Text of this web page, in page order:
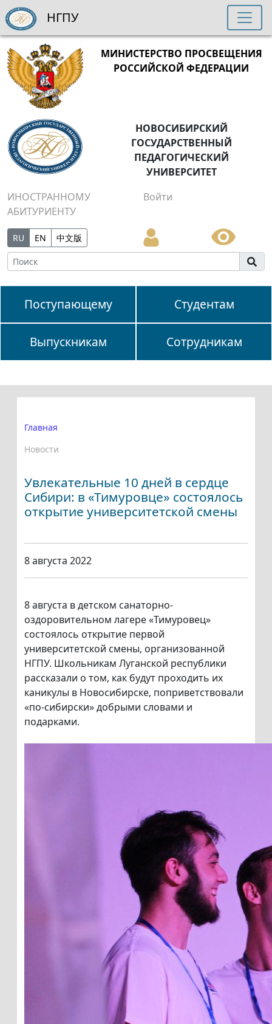
МИНИСТЕРСТВО ПРОСВЕЩЕНИЯ
РОССИЙСКОЙ ФЕДЕРАЦИИ
НОВОСИБИРСКИЙ
ГОСУДАРСТВЕННЫЙ
ПЕДАГОГИЧЕСКИЙ
УНИВЕРСИТЕТ
ИНОСТРАННОМУ
АБИТУРИЕНТУ
Войти
RU EN 中文版
Поступающему Студентам
Выпускникам Сотрудникам
НГПУ
Главная
Новости
Увлекательные 10 дней в сердце
Сибири: в «Тимуровце» состоялось
открытие университетской смены
8 августа 2022
8 августа в детском санаторно-
оздоровительном лагере «Тимуровец»
состоялось открытие первой
университетской смены, организованной
НГПУ. Школьникам Луганской республики
рассказали о том, как будут проходить их
каникулы в Новосибирске, поприветствовали
«по-сибирски» добрыми словами и
подарками.